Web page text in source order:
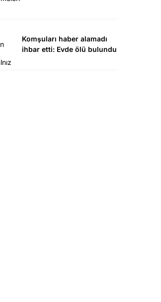
Komşuları haber alamadı
ihbar etti: Evde ölü bulundu